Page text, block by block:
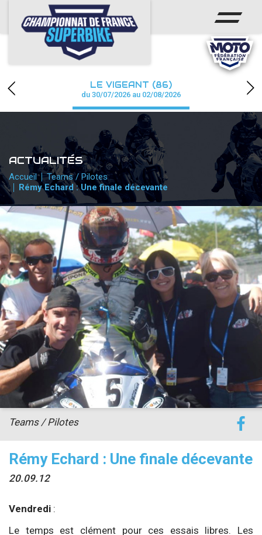
ACCUEIL
CHAMPIONNAT
CALENDRIER
PHOTOS / WEB TV
PARTENAIRES
PRESSE
PRESSE
accéder à la billetterie
LE VIGEANT (86)
du 30/07/2026 au 02/08/2026
ACTUALITÉS
Accueil
Teams / Pilotes
Rémy Echard : Une finale décevante
Rémy Echard : Une finale décevante
20.09.12
Teams / Pilotes
Vendredi :
Le temps est clément pour ces essais libres. Les